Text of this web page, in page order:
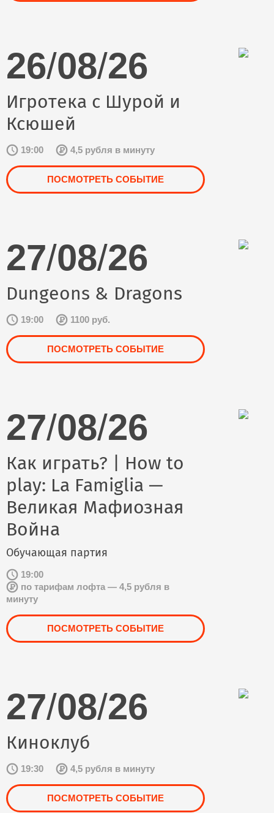
26/08/26
Игротека с Шурой и
Ксюшей
19:00 4,5 рубля в минуту
ПОСМОТРЕТЬ СОБЫТИЕ
27/08/26
Dungeons & Dragons
19:00 1100 руб.
ПОСМОТРЕТЬ СОБЫТИЕ
27/08/26
Как играть? | How to
play: La Famiglia —
Великая Мафиозная
Война
Обучающая партия
19:00
по тарифам лофта — 4,5 рубля в
минуту
ПОСМОТРЕТЬ СОБЫТИЕ
27/08/26
Киноклуб
19:30 4,5 рубля в минуту
ПОСМОТРЕТЬ СОБЫТИЕ